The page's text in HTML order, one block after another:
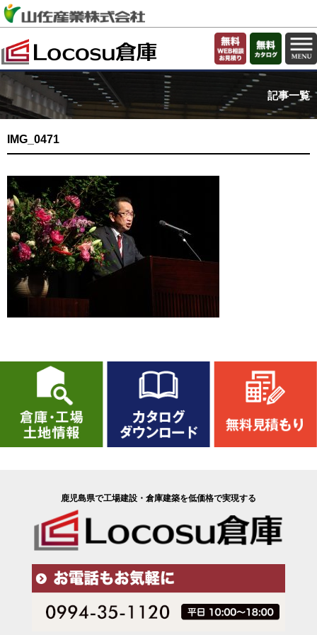
記事一覧
IMG_0471
鹿児島県で工場建設・倉庫建築を低価格で実現する